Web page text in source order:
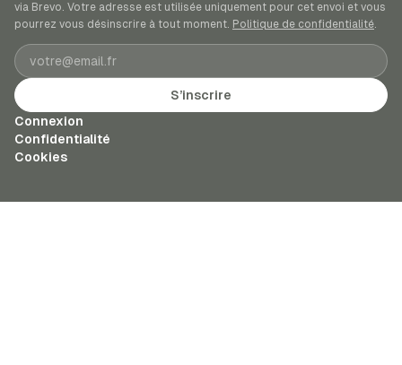
via Brevo. Votre adresse est utilisée uniquement pour cet envoi et vous
pourrez vous désinscrire à tout moment. Politique de confidentialité.
Adresse e-mail
S’inscrire
Connexion
Confidentialité
Cookies